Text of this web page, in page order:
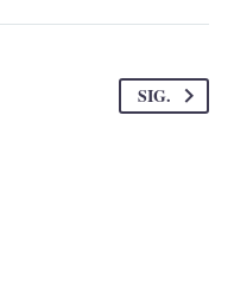
SIG.